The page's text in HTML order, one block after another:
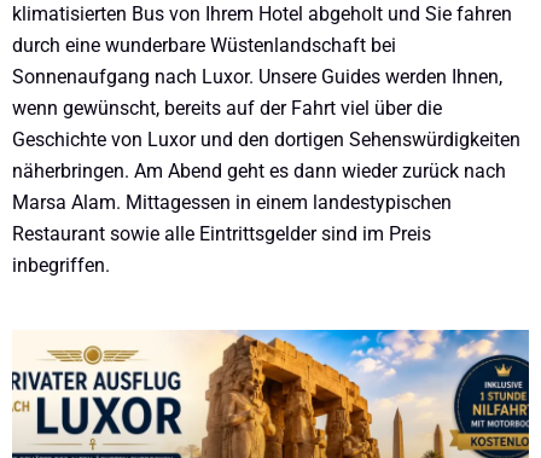
klimatisierten Bus von Ihrem Hotel abgeholt und Sie fahren
durch eine wunderbare Wüstenlandschaft bei
Sonnenaufgang nach Luxor. Unsere Guides werden Ihnen,
wenn gewünscht, bereits auf der Fahrt viel über die
Geschichte von Luxor und den dortigen Sehenswürdigkeiten
näherbringen. Am Abend geht es dann wieder zurück nach
Marsa Alam. Mittagessen in einem landestypischen
Restaurant sowie alle Eintrittsgelder sind im Preis
inbegriffen.